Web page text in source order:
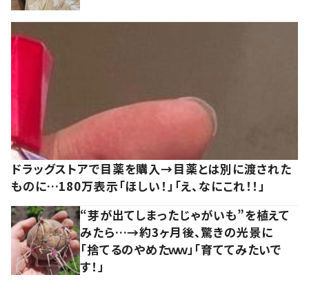
ドラッグストアで目薬を購入→目薬とは別に渡された
ものに…180万表示「ほしい！」「え、なにこれ！！」
“芽が出てしまったじゃがいも”を植えて
みたら…→約3ヶ月後、驚きの光景に
「捨てるのやめたｗｗ」「育ててみたいで
す！」